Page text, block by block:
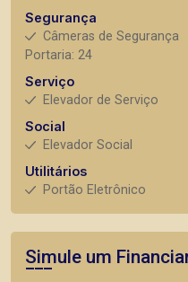
Segurança
Câmeras de Segurança
Portaria: 24
Serviço
Elevador de Serviço
Social
Elevador Social
Utilitários
Portão Eletrônico
Simule um